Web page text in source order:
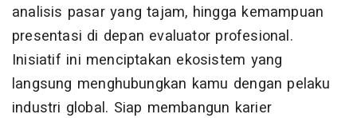
analisis pasar yang tajam, hingga kemampuan
presentasi di depan evaluator profesional.
Inisiatif ini menciptakan ekosistem yang
langsung menghubungkan kamu dengan pelaku
industri global. Siap membangun karier